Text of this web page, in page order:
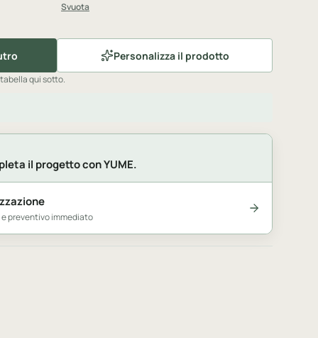
Svuota
Personalizza il prodotto
qui sotto.
il progetto con YUME.
preventivo immediato